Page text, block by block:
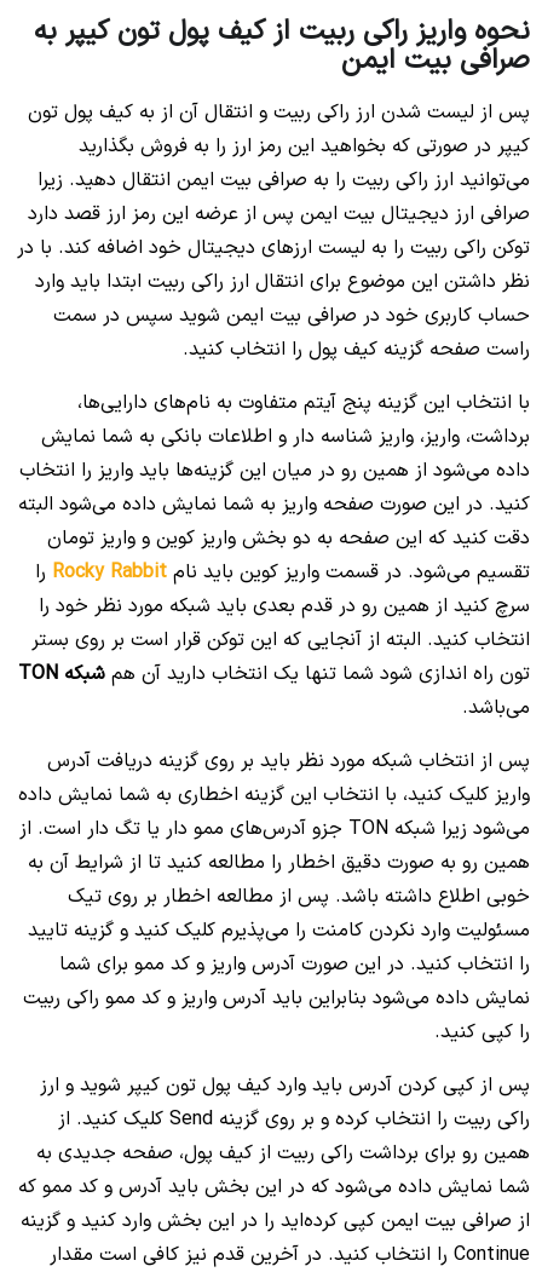
نحوه واریز راکی ربیت از کیف پول تون کیپر به
صرافی بیت ایمن
پس از لیست شدن ارز راکی ربیت و انتقال آن از به کیف پول تون
کیپر در صورتی که بخواهید این رمز ارز را به فروش بگذارید
می‌توانید ارز راکی ربیت را به صرافی بیت ایمن انتقال دهید. زیرا
صرافی ارز دیجیتال بیت ایمن پس از عرضه این رمز ارز قصد دارد
توکن راکی ربیت را به لیست ارزهای دیجیتال خود اضافه کند. با در
نظر داشتن این موضوع برای انتقال ارز راکی ربیت ابتدا باید وارد
حساب کاربری خود در صرافی بیت ایمن شوید سپس در سمت
راست صفحه گزینه کیف پول را انتخاب کنید.
با انتخاب این گزینه پنج آیتم متفاوت به نام‌های دارایی‌ها،
برداشت، واریز، واریز شناسه دار و اطلاعات بانکی به شما نمایش
داده می‌شود از همین رو در میان این گزینه‌ها باید واریز را انتخاب
کنید. در این صورت صفحه واریز به شما نمایش داده می‌شود البته
دقت کنید که این صفحه به دو بخش واریز کوین و واریز تومان
تقسیم می‌شود. در قسمت واریز کوین باید نام Rocky Rabbit را
سرچ کنید از همین رو در قدم بعدی باید شبکه مورد نظر خود را
انتخاب کنید. البته از آنجایی که این توکن قرار است بر روی بستر
تون راه اندازی شود شما تنها یک انتخاب دارید آن هم شبکه TON
می‌باشد.
پس از انتخاب شبکه مورد نظر باید بر روی گزینه دریافت آدرس
واریز کلیک کنید، با انتخاب این گزینه اخطاری به شما نمایش داده
می‌شود زیرا شبکه TON جزو آدرس‌های ممو دار یا تگ دار است. از
همین رو به صورت دقیق اخطار را مطالعه کنید تا از شرایط آن به
خوبی اطلاع داشته باشد. پس از مطالعه اخطار بر روی تیک
مسئولیت وارد نکردن کامنت را می‌پذیرم کلیک کنید و گزینه تایید
را انتخاب کنید. در این صورت آدرس واریز و کد ممو برای شما
نمایش داده می‌‎شود بنابراین باید آدرس واریز و کد ممو راکی ربیت
را کپی کنید.
پس از کپی کردن آدرس باید وارد کیف پول تون کیپر شوید و ارز
راکی ربیت را انتخاب کرده و بر روی گزینه Send کلیک کنید. از
همین رو برای برداشت راکی ربیت از کیف پول، صفحه جدیدی به
شما نمایش داده می‌شود که در این بخش باید آدرس و کد ممو که
از صرافی بیت ایمن کپی کرده‌اید را در این بخش وارد کنید و گزینه
Continue را انتخاب کنید. در آخرین قدم نیز کافی است مقدار